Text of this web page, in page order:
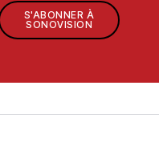
S'ABONNER À
SONOVISION